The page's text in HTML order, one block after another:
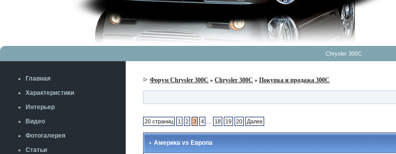
Chrysler 300C
Главная
Характеристики
Интерьер
Видео
Фотогалерея
Статьи
Форум Chrysler 300C »Chrysler 300C »Покупка и продажа 300C
20 страниц 1 2 3 4 18 19 20 Далее
Америка vs Европа